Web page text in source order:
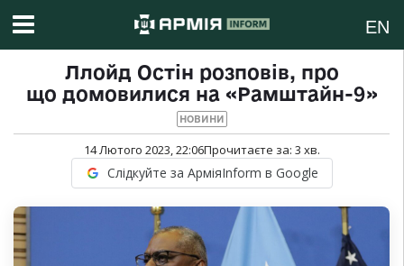
EN
Ллойд Остін розповів, про
що домовилися на «Рамштайн-9»
НОВИНИ
14 Лютого 2023, 22:06Прочитаєте за: 3 хв.
Слідкуйте за АрміяInform в Google